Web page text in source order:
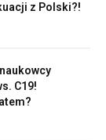
z Polski?!
C19!